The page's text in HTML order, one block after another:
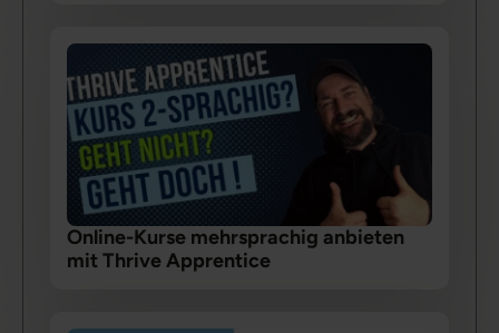
Online-Kurse mehrsprachig anbieten
mit Thrive Apprentice